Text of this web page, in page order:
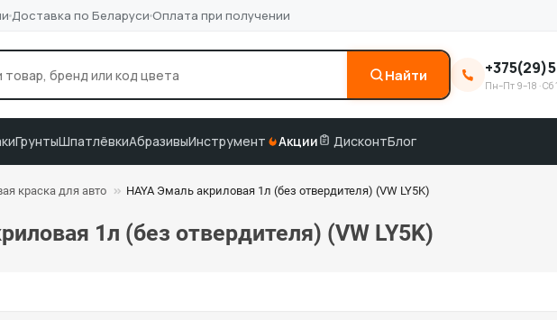
Доставка по Беларуси Оплата при получении
Найти
лак Novol грунт 4+1 P80 3M краска по коду подбор по VIN
Пн–Пт 9–18 · Сб
ГрунтыШпатлёвкиАбразивыИнструмент Акции ДисконтБлог
краска для авто HAYA Эмаль акриловая 1л (без отвердителя) (VW LY5K)
1л (без отвердителя) (VW LY5K)